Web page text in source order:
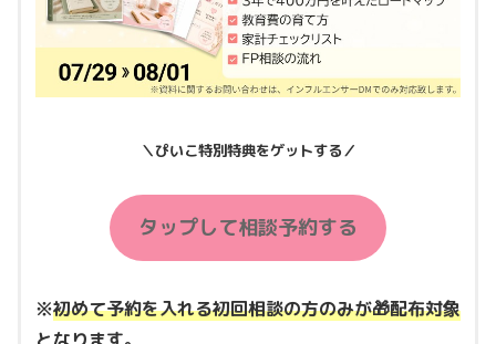
＼ぴいこ特別特典をゲットする／
タップして相談予約する
※初めて予約を入れる初回相談の方のみが🎁配布対象